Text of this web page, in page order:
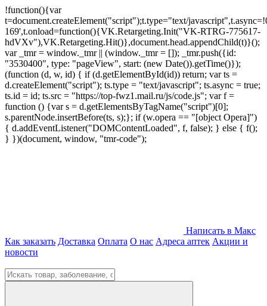
!function(){var
t=document.createElement("script");t.type="text/
169',t.onload=function(){VK.Retargeting.Init("VK-RTRG-775617-
hdVXv"),VK.Retargeting.Hit()},document.head.appendChild(t)}();
var _tmr = window._tmr || (window._tmr = []); _tmr.push({id:
"3530400", type: "pageView", start: (new Date()).getTime()});
(function (d, w, id) { if (d.getElementById(id)) return; var ts =
d.createElement("script"); ts.type = "text/javascript"; ts.async = true;
ts.id = id; ts.src = "https://top-fwz1.mail.ru/js/code.js"; var f =
function () {var s = d.getElementsByTagName("script")[0];
s.parentNode.insertBefore(ts, s);}; if (w.opera == "[object Opera]")
{ d.addEventListener("DOMContentLoaded", f, false); } else { f();
} })(document, window, "tmr-code");
Написать в Макс
Как заказать Доставка Оплата О нас Адреса аптек Акции и
новости